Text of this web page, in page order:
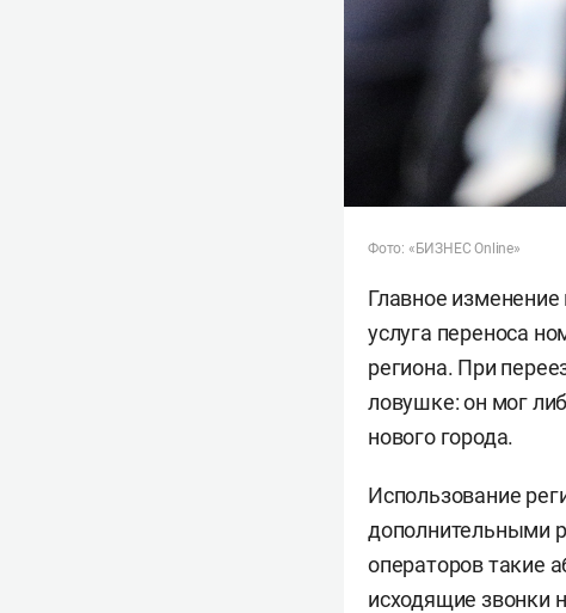
Фото: «БИЗНЕС Online»
Главное
услуга переноса
региона. При
ловушке: он мог
нового города.
Использование
дополнительными
операторов такие
исходящие звонки